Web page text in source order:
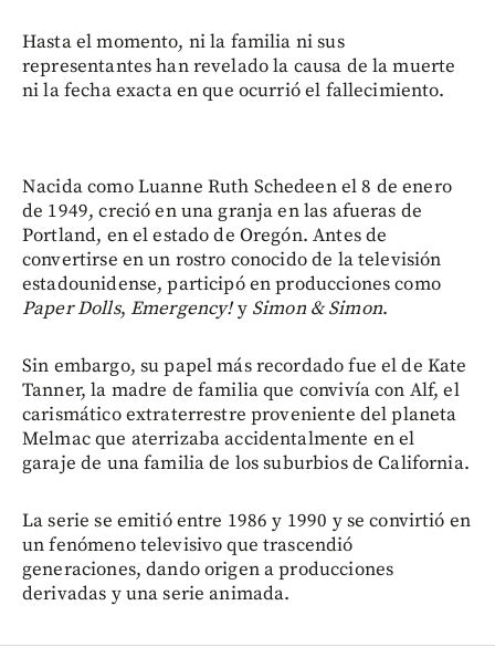
Hasta el momento, ni la familia ni sus
representantes han revelado la causa de la muerte
ni la fecha exacta en que ocurrió el fallecimiento.
Nacida como Luanne Ruth Schedeen el 8 de enero
de 1949, creció en una granja en las afueras de
Portland, en el estado de Oregón. Antes de
convertirse en un rostro conocido de la televisión
estadounidense, participó en producciones como
Paper Dolls, Emergency!y Simon & Simon.
Sin embargo, su papel más recordado fue el de Kate
Tanner, la madre de familia que convivía con Alf, el
carismático extraterrestre proveniente del planeta
Melmac que aterrizaba accidentalmente en el
garaje de una familia de los suburbios de California.
La serie se emitió entre 1986 y 1990 y se convirtió en
un fenómeno televisivo que trascendió
generaciones, dando origen a producciones
derivadas y una serie animada.